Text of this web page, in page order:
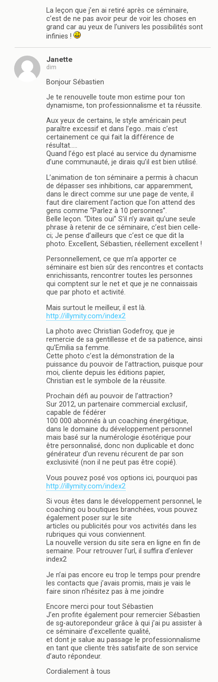
La leçon que j’en ai retiré après ce séminaire,
c’est de ne pas avoir peur de voir les choses en
grand car au yeux de l’univers les possibilités sont
infinies !
Janette
dim
Bonjour Sébastien
Je te renouvelle toute mon estime pour ton
dynamisme, ton professionnalisme et ta réussite.
Aux yeux de certains, le style américain peut
paraître excessif et dans l’ego…mais c’est
certainement ce qui fait la différence de
résultat…..
Quand l’égo est placé au service du dynamisme
d’une communauté, je dirais qu’il est bien utilisé.
L’animation de ton séminaire a permis à chacun
de dépasser ses inhibitions, car apparemment,
dans le direct comme sur une page de vente, il
faut dire clairement l’action que l’on attend des
gens comme “Parlez à 10 personnes”.
Belle leçon. “Dites oui” S’il n’y avait qu’une seule
phrase à retenir de ce séminaire, c’est bien celle-
ci; Je pense d’ailleurs que c’est ce que dit la
photo. Excellent, Sébastien, réellement excellent !
Personnellement, ce que m’a apporter ce
séminaire est bien sûr des rencontres et contacts
enrichissants, rencontrer toutes les personnes
qui comptent sur le net et que je ne connaissais
que par photo et activité.
Mais surtout le meilleur, il est là.
http://illymity.com/index2
La photo avec Christian Godefroy, que je
remercie de sa gentillesse et de sa patience, ainsi
qu’Emilia sa femme.
Cette photo c’est la démonstration de la
puissance du pouvoir de l’attraction, puisque pour
moi, cliente depuis les éditions papier,
Christian est le symbole de la réussite.
Prochain défi au pouvoir de l’attraction?
Sur 2012, un partenaire commercial exclusif,
capable de fédérer
100 000 abonnés à un coaching énergétique,
dans le domaine du développement personnel
mais basé sur la numérologie ésotérique pour
être personnalisé, donc non duplicable et donc
générateur d’un revenu récurent de par son
exclusivité (non il ne peut pas être copié).
Vous pouvez posé vos options ici, pourquoi pas
http://illymity.com/index2
Si vous êtes dans le développement personnel, le
coaching ou boutiques branchées, vous pouvez
également poser sur le site
articles ou publicités pour vos activités dans les
rubriques qui vous conviennent.
La nouvelle version du site sera en ligne en fin de
semaine. Pour retrouver l’url, il suffira d’enlever
index2
Je n’ai pas encore eu trop le temps pour prendre
les contacts que j’avais promis, mais je vais le
faire sinon n’hésitez pas à me joindre
Encore merci pour tout Sébastien
J’en profite également pour remercier Sébastien
de sg-autorepondeur grâce à qui j’ai pu assister à
ce séminaire d’excellente qualité,
et dont je salue au passage le professionnalisme
en tant que cliente très satisfaite de son service
d’auto répondeur.
Cordialement à tous